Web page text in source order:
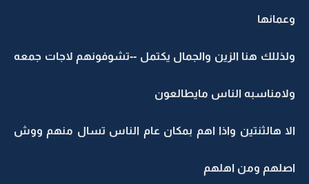
وعمانها
ولذللك هنا الزين والجمال يكتمل --تشوفونهم لاجات جمعه
ولامناسبه الناس مايطالعون
الا هالثنتين واذا اهم بمكان عام الناس تسال منهم ووش
اصلهم ومن اهلهم